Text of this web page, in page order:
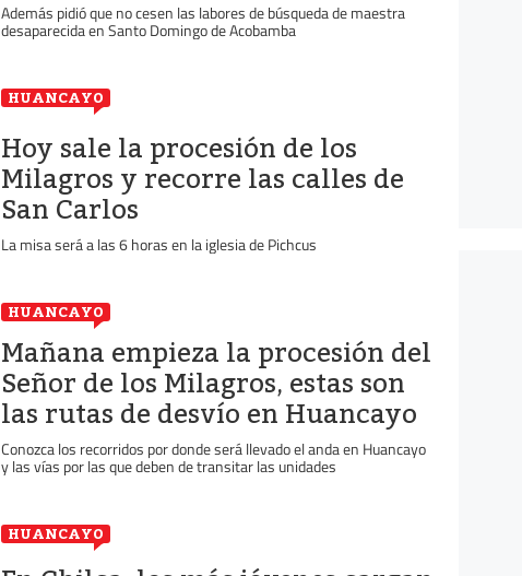
Además pidió que no cesen las labores de búsqueda de maestra
desaparecida en Santo Domingo de Acobamba
HUANCAYO
Hoy sale la procesión de los
Milagros y recorre las calles de
San Carlos
La misa será a las 6 horas en la iglesia de Pichcus
HUANCAYO
Mañana empieza la procesión del
Señor de los Milagros, estas son
las rutas de desvío en Huancayo
Conozca los recorridos por donde será llevado el anda en Huancayo
y las vías por las que deben de transitar las unidades
HUANCAYO